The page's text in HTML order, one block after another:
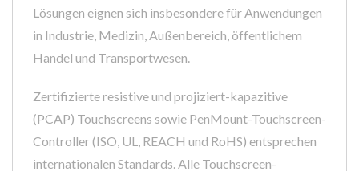
Lösungen eignen sich insbesondere für Anwendungen
in Industrie, Medizin, Außenbereich, öffentlichem
Handel und Transportwesen.
Zertifizierte resistive und projiziert-kapazitive
(PCAP) Touchscreens sowie PenMount-Touchscreen-
Controller (ISO, UL, REACH und RoHS) entsprechen
internationalen Standards. Alle Touchscreen-